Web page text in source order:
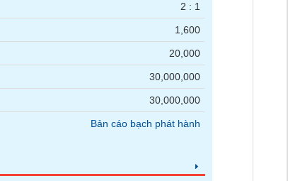
2 : 1
1,600
20,000
30,000,000
30,000,000
Bản cáo bạch phát hành